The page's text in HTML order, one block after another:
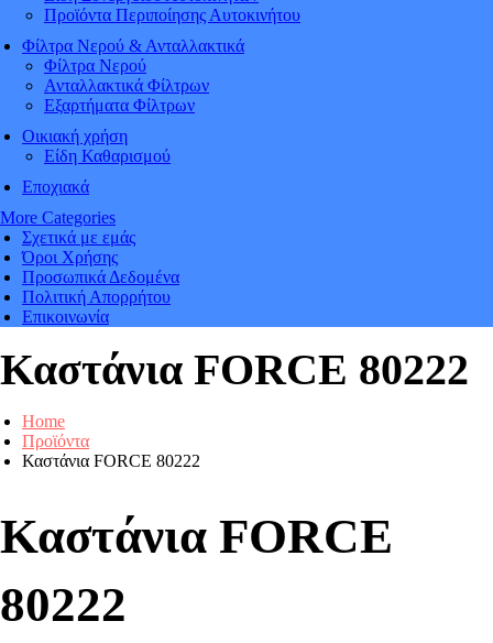
Προϊόντα Περιποίησης Αυτοκινήτου
Φίλτρα Νερού & Ανταλλακτικά
Φίλτρα Νερού
Ανταλλακτικά Φίλτρων
Εξαρτήματα Φίλτρων
Οικιακή χρήση
Είδη Καθαρισμού
Εποχιακά
More Categories
Σχετικά με εμάς
Όροι Χρήσης
Προσωπικά Δεδομένα
Πολιτική Απορρήτου
Επικοινωνία
Καστάνια FORCE 80222
Home
Προϊόντα
Καστάνια FORCE 80222
Καστάνια FORCE
80222